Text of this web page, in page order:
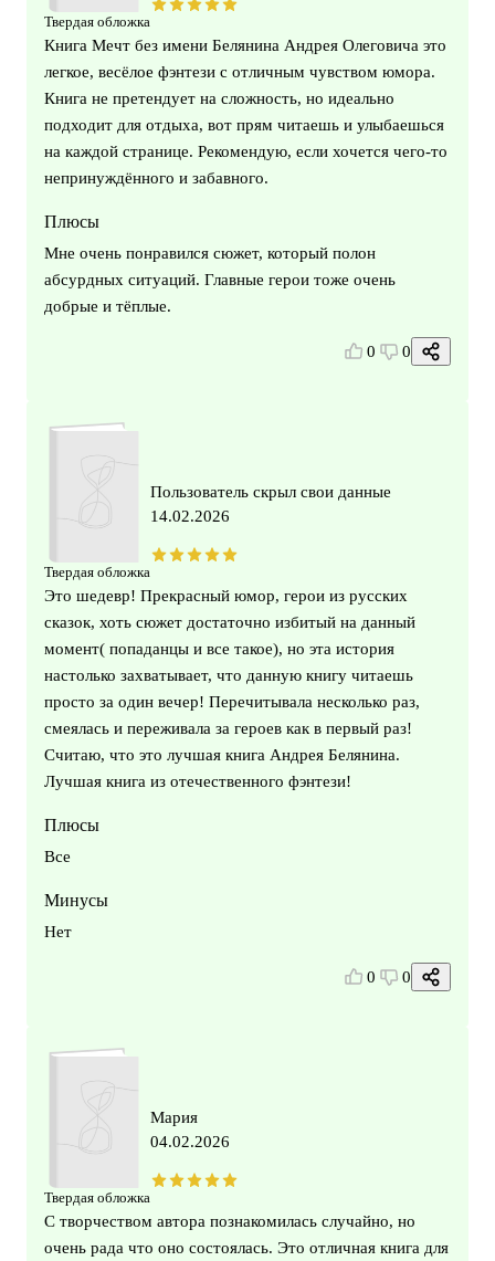
Твердая обложка
Книга Мечт без имени Белянина Андрея Олеговича это
легкое, весёлое фэнтези с отличным чувством юмора.
Книга не претендует на сложность, но идеально
подходит для отдыха, вот прям читаешь и улыбаешься
на каждой странице. Рекомендую, если хочется чего-то
непринуждённого и забавного.
Плюсы
Мне очень понравился сюжет, который полон
абсурдных ситуаций. Главные герои тоже очень
добрые и тёплые.
0 0
Твердая обложка
Пользователь скрыл свои данные
14.02.2026
Это шедевр! Прекрасный юмор, герои из русских
сказок, хоть сюжет достаточно избитый на данный
момент( попаданцы и все такое), но эта история
настолько захватывает, что данную книгу читаешь
просто за один вечер! Перечитывала несколько раз,
смеялась и переживала за героев как в первый раз!
Считаю, что это лучшая книга Андрея Белянина.
Лучшая книга из отечественного фэнтези!
Плюсы
Все
Минусы
Нет
0 0
Твердая обложка
Мария
04.02.2026
С творчеством автора познакомилась случайно, но
очень рада что оно состоялась. Это отличная книга для